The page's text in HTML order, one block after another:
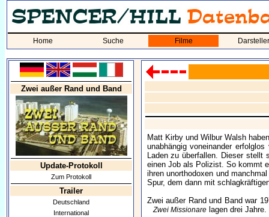
Home Suche Filme Darsteller
Zwei außer Rand und Band
Update-Protokoll
Zum Protokoll
Trailer
Deutschland
International
Matt Kirby und Wilbur Walsh
unabhängig voneinander
Laden zu überfallen. Dieser stellt
einen Job als Polizist. So kommt
ihren unorthodoxen und
Spur, dem dann mit
Zwei außer Rand und Band war
Zwei Missionarelagen drei Jahre.